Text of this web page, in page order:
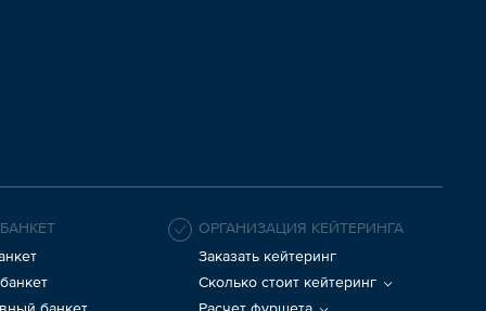
банкет
ОРГАНИЗАЦИЯ КЕЙТЕРИНГА
Заказать кейтеринг
Сколько стоит кейтеринг
Расчет фуршета